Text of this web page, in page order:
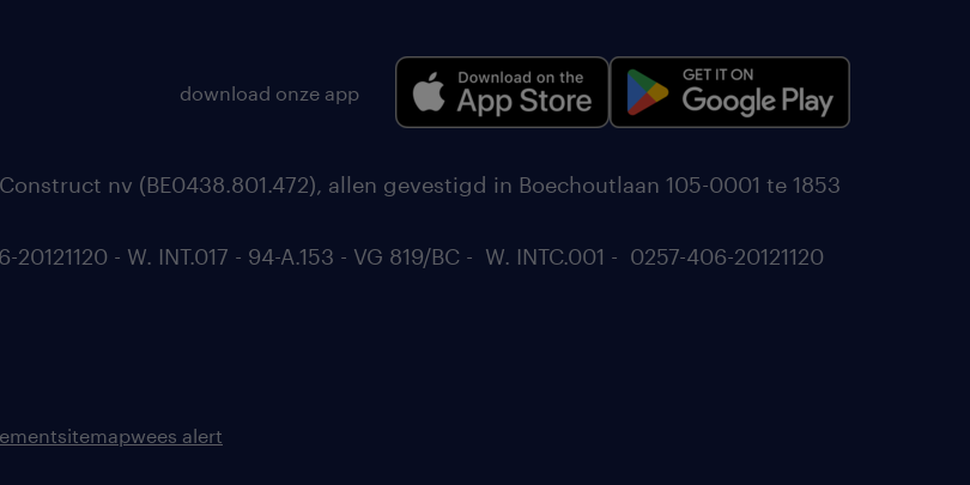
download onze app
nv (BE0438.801.472), allen gevestigd in Boechoutlaan 105-0001 te 1853
- W. INT.017 - 94-A.153 - VG 819/BC - W. INTC.001 - 0257-406-20121120
sitemapwees alert